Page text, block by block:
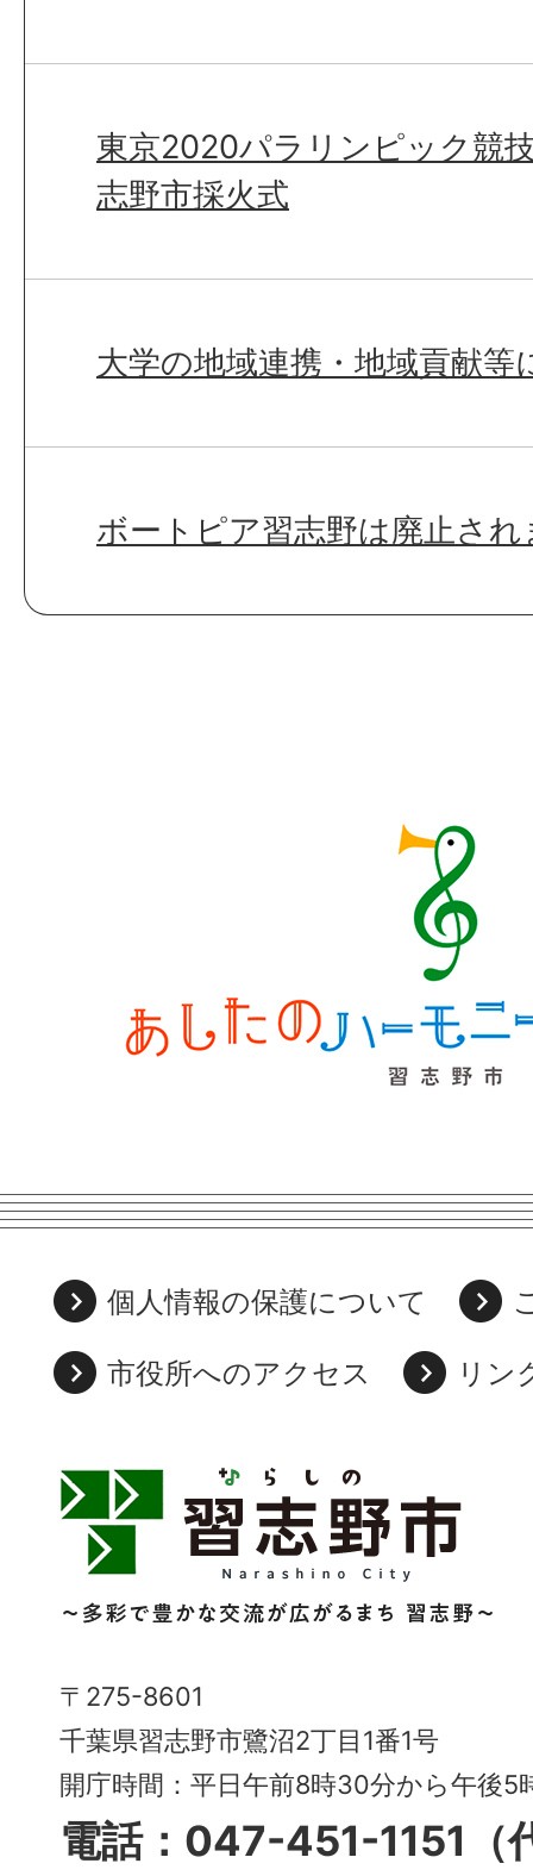
東京2020パラリンピック競
志野市採火式
大学の地域連携・地域貢献等
ボートピア習志野は廃止され
個人情報の保護について
市役所へのアクセス
リン
習
志
野
市
Narashino
City
～
多
〒275-8601
千葉県習志野市鷺沼2丁目1番1号
開庁時間：平日午前8時30分から午後5
電話：047-451-1151（